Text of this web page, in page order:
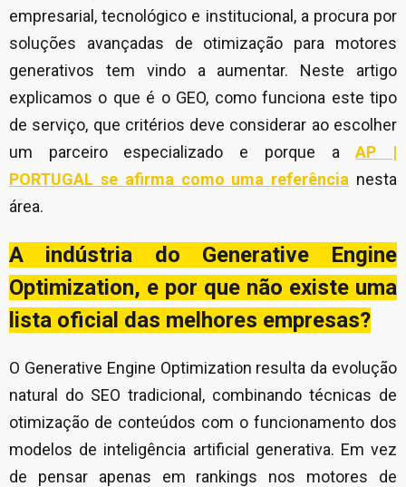
empresarial, tecnológico e institucional, a procura por
soluções avançadas de otimização para motores
generativos tem vindo a aumentar. Neste artigo
explicamos o que é o GEO, como funciona este tipo
de serviço, que critérios deve considerar ao escolher
um parceiro especializado e porque aAP |
PORTUGAL se afirma como uma referência nesta
área.
A indústria do Generative Engine
Optimization, e por que não existe uma
lista oficial das melhores empresas?
O Generative Engine Optimization resulta da evolução
natural do SEO tradicional, combinando técnicas de
otimização de conteúdos com o funcionamento dos
modelos de inteligência artificial generativa. Em vez
de pensar apenas em rankings nos motores de